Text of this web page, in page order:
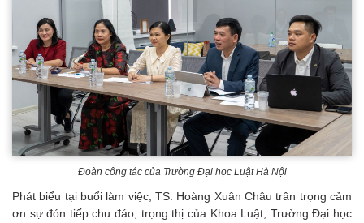
Đoàn công tác của Trường Đại học Luật Hà Nội
Phát biểu tại buổi làm việc, TS. Hoàng Xuân Châu trân trọng cảm
ơn sự đón tiếp chu đáo, trọng thị của Khoa Luật, Trường Đại học